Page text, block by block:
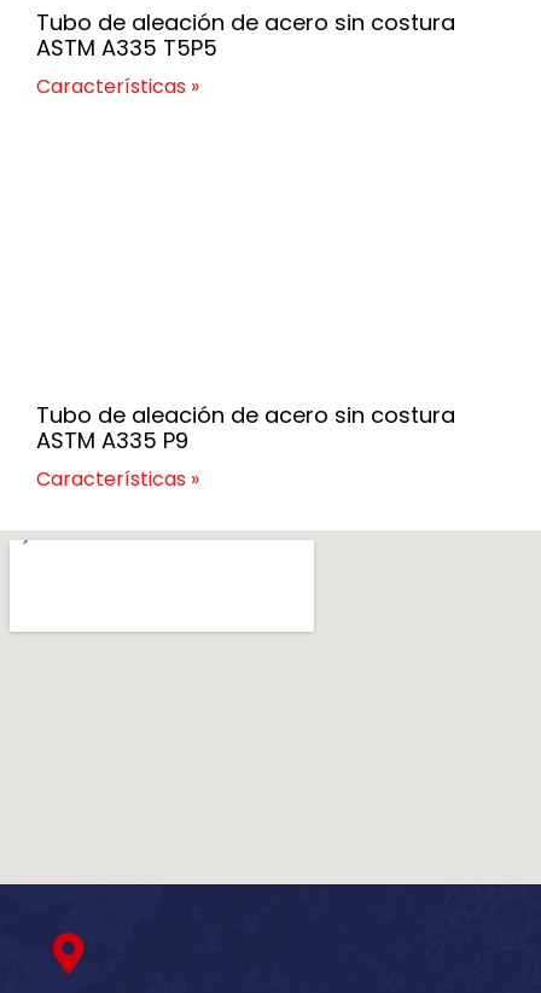
Tubo de aleación de acero sin costura
ASTM A335 T5P5
Características »
Tubo de aleación de acero sin costura
ASTM A335 P9
Características »